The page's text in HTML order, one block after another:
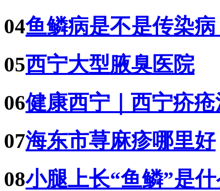
04鱼鳞病是不是传染
05西宁大型腋臭医院
06健康西宁｜西宁疥
07海东市荨麻疹哪里好
08小腿上长“鱼鳞”是